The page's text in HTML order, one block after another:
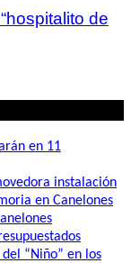
de
en 11
instalación
en Canelones
“Niño” en los